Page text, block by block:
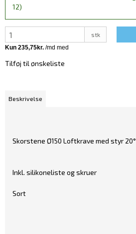
12)
stk
Tilføj til ønskeliste
Beskrivelse
Skorstene Ø150 Loftkrave med styr 20°
Inkl. silikoneliste og skruer
Sort